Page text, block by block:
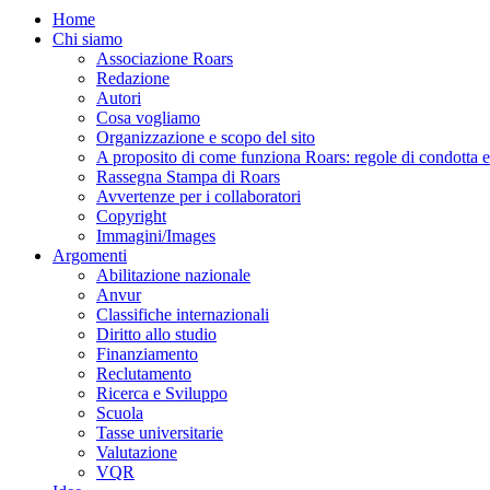
Home
Chi siamo
Associazione Roars
Redazione
Autori
Cosa vogliamo
Organizzazione e scopo del sito
A proposito di come funziona Roars: regole di condotta
Rassegna Stampa di Roars
Avvertenze per i collaboratori
Copyright
Immagini/Images
Argomenti
Abilitazione nazionale
Anvur
Classifiche internazionali
Diritto allo studio
Finanziamento
Reclutamento
Ricerca e Sviluppo
Scuola
Tasse universitarie
Valutazione
VQR